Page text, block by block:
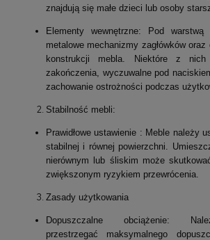
znajdują się małe dzieci lub osoby
Elementy wewnętrzne: Pod
metalowe mechanizmy zagłówków oraz
konstrukcji mebla. Niektóre z
zakończenia, wyczuwalne pod
zachowanie ostrożności podczas
Stabilność mebli:
Prawidłowe ustawienie : Meble należy
stabilnej i równej powierzchni.
nierównym lub śliskim może
zwiększonym ryzykiem przewrócenia.
Zasady użytkowania
Dopuszczalne obciążenie:
przestrzegać maksymalnego